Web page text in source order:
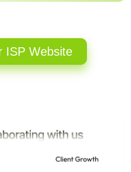
ISP Website